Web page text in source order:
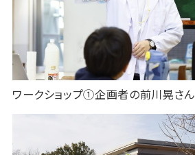
ワークショップ①企画者の前川晃さん